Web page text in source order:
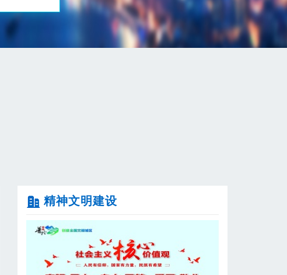
精神文明建设